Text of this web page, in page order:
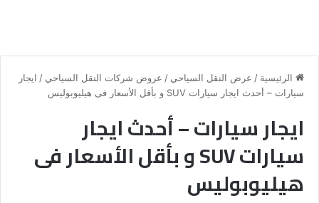
الرئيسية / عرض النقل السياحي / عروض شركات النقل السياحي / ايجار
سيارات – أحدث ايجار سيارات SUV و بأقل الأسعار فى هيليوبوليس
ايجار سيارات – أحدث ايجار
سيارات SUV و بأقل الأسعار فى
هيليوبوليس